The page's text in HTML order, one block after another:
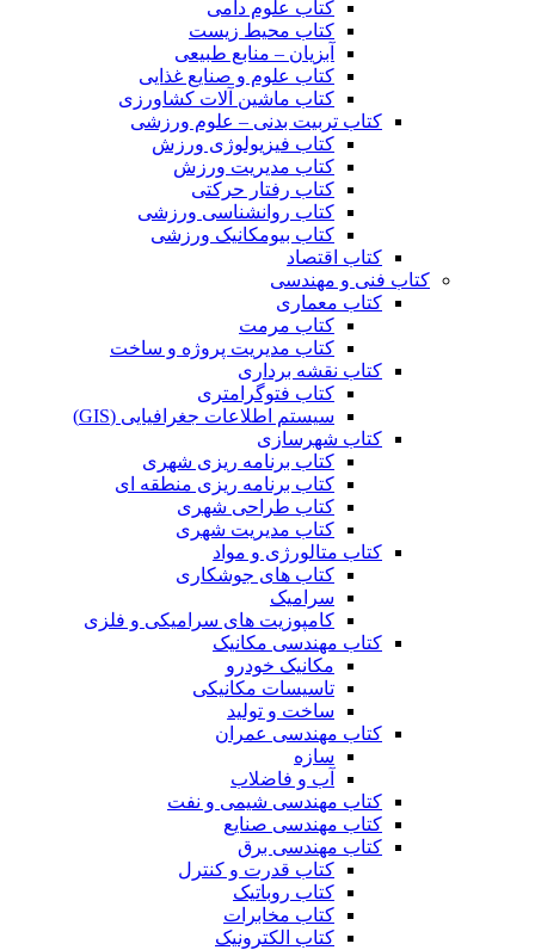
کتاب علوم دامی
کتاب محیط زیست
آبزیان – منابع طبیعی
کتاب علوم و صنایع غذایی
کتاب ماشین آلات کشاورزی
کتاب تربیت بدنی – علوم ورزشی
کتاب فیزیولوژی ورزش
کتاب مدیریت ورزش
کتاب رفتار حرکتی
کتاب روانشناسی ورزشی
کتاب بیومکانیک ورزشی
کتاب اقتصاد
کتاب فنی و مهندسی
کتاب معماری
کتاب مرمت
کتاب مدیریت پروژه و ساخت
کتاب نقشه برداری
کتاب فتوگرامتری
سیستم اطلاعات جغرافیایی (GIS)
کتاب شهرسازی
کتاب برنامه ریزی شهری
کتاب برنامه ریزی منطقه ای
کتاب طراحی شهری
کتاب مدیریت شهری
کتاب متالورژی و مواد
کتاب های جوشکاری
سرامیک
کامپوزیت های سرامیکی و فلزی
کتاب مهندسی مکانیک
مکانیک خودرو
تاسیسات مکانیکی
ساخت و تولید
کتاب مهندسی عمران
سازه
آب و فاضلاب
کتاب مهندسی شیمی و نفت
کتاب مهندسی صنایع
کتاب مهندسی برق
کتاب قدرت و کنترل
کتاب روباتیک
کتاب مخابرات
کتاب الکترونیک